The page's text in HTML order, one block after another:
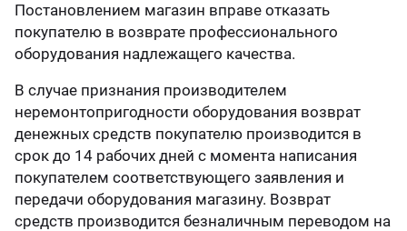
Постановлением магазин вправе отказать
покупателю в возврате профессионального
оборудования надлежащего качества.
В случае признания производителем
неремонтопригодности оборудования возврат
денежных средств покупателю производится в
срок до 14 рабочих дней с момента написания
покупателем соответствующего заявления и
передачи оборудования магазину. Возврат
средств производится безналичным переводом на